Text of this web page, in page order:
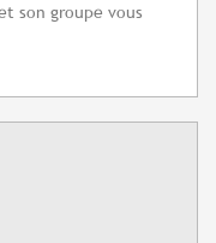
son groupe vous